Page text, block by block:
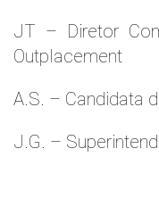
JT – Diretor
Outplacement
A.S. – Candidata
J.G. –